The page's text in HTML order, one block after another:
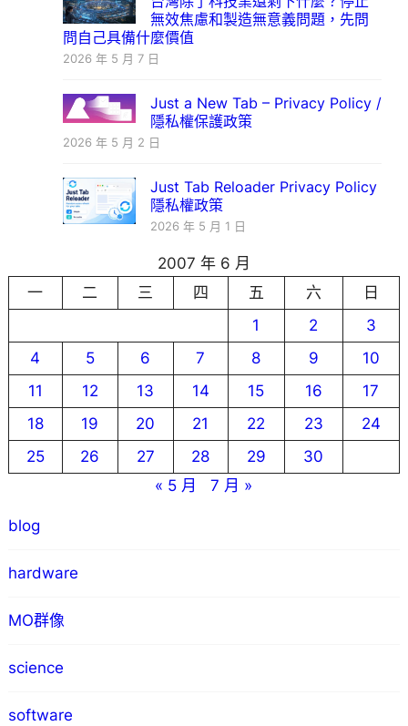
無效焦慮和製造無意義問題，先問
問自己具備什麼價值
2026 年 5 月 7 日
Just a New Tab – Privacy Policy /
隱私權保護政策
2026 年 5 月 2 日
Just Tab Reloader Privacy Policy
隱私權政策
2026 年 5 月 1 日
2007 年 6 月
一
二 三 四 五 六
日
1
2
3
4
5 6 7 8 9
10
11
12 13 14 15 16
17
18
19 20 21 22 23
24
25
26 27 28 29
30
« 5 月
7 月 »
blog
hardware
MO群像
science
software